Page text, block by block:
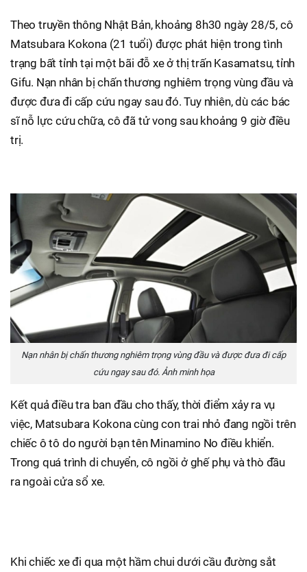
Theo truyền thông Nhật Bản, khoảng 8h30 ngày 28/5, cô
Matsubara Kokona (21 tuổi) được phát hiện trong tình
trạng bất tỉnh tại một bãi đỗ xe ở thị trấn Kasamatsu, tỉnh
Gifu. Nạn nhân bị chấn thương nghiêm trọng vùng đầu và
được đưa đi cấp cứu ngay sau đó. Tuy nhiên, dù các bác
sĩ nỗ lực cứu chữa, cô đã tử vong sau khoảng 9 giờ điều
trị.
Nạn nhân bị chấn thương nghiêm trọng vùng đầu và được đưa đi cấp
cứu ngay sau đó. Ảnh minh họa
Kết quả điều tra ban đầu cho thấy, thời điểm xảy ra vụ
việc, Matsubara Kokona cùng con trai nhỏ đang ngồi trên
chiếc ô tô do người bạn tên Minamino No điều khiển.
Trong quá trình di chuyển, cô ngồi ở ghế phụ và thò đầu
ra ngoài cửa sổ xe.
Khi chiếc xe đi qua một hầm chui dưới cầu đường sắt